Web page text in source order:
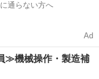
通らない方へ
Ad
≫機械操作・製造補